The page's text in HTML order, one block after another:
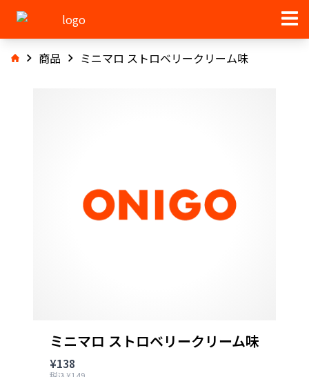
商品 ミニマロ ストロベリークリーム味
ミニマロ ストロベリークリーム味
¥138